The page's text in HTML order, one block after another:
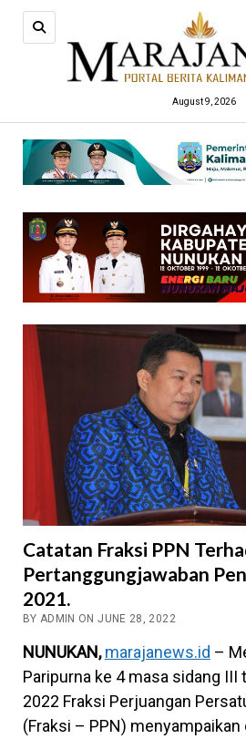
August 9, 2026
Catatan Fraksi PPN
Pertanggungjawaban
2021.
BY ADMIN ON JUNE 28, 2022
NUNUKAN,marajanews.id –
Paripurna ke 4 masa sidang III
2022 Fraksi Perjuangan
(Fraksi – PPN) menyampaikan